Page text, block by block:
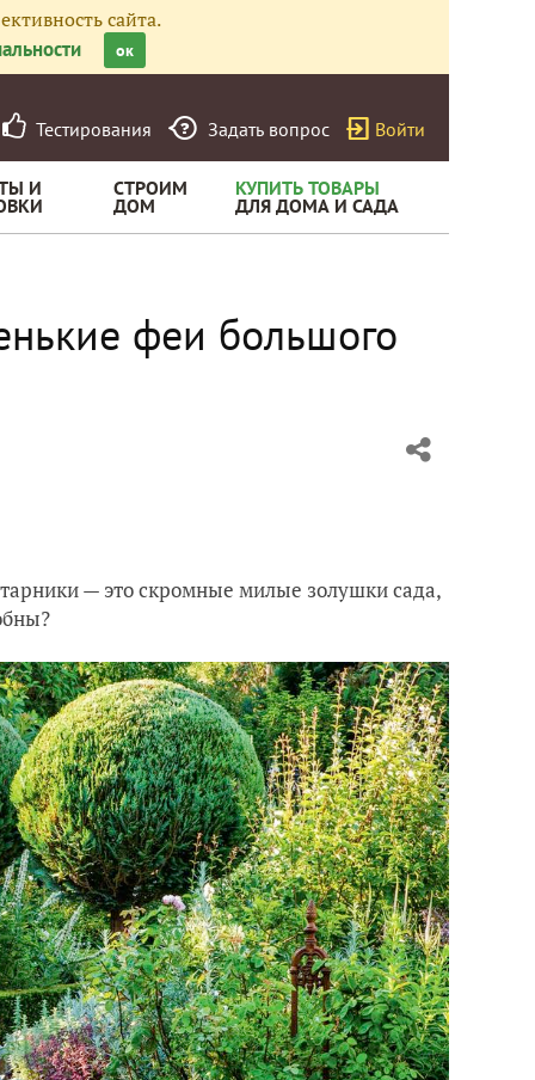
сайта.
ок
Тестирования Задать вопрос Войти
И СТРОИМ
ДОМ
КУПИТЬ ТОВАРЫ
ДЛЯ ДОМА И САДА
феи большого
— это скромные милые золушки сада,